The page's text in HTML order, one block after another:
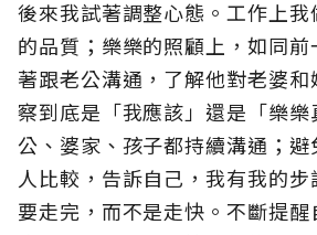
後來我試著調整心態。工作上
的品質；樂樂的照顧上，如同
著跟老公溝通，了解他對老婆
察到底是「我應該」還是「樂
公、婆家、孩子都持續溝通；
人比較，告訴自己，我有我的
要走完，而不是走快。不斷提